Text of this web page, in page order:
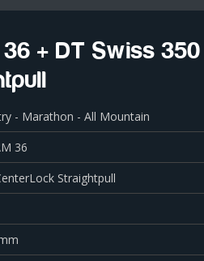
+ DT Swiss 350
- Marathon - All Mountain
36
Straightpull